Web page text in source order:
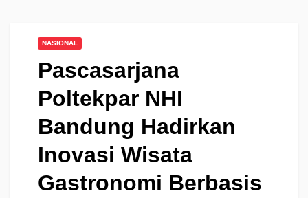
NASIONAL
Pascasarjana
Poltekpar NHI
Bandung Hadirkan
Inovasi Wisata
Gastronomi Berbasis